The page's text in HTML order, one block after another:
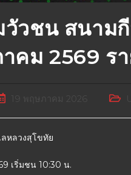
วัวชน สนาม
คม 2569 ร
19 พฤษภาคม 2026
หลวงสุโขทัย
เริ่มชน 10:30 น.